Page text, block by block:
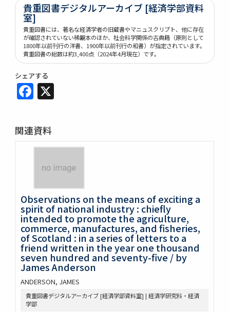
貴重図書デジタルアーカイブ [経済学部資料
室]
貴重図書には、著名な経済学者の旧蔵書やマニュスクリプト、他に存在
が確認されていない稀覯本のほか、社会科学関係の古典籍（原則として
1800年以前刊行の洋書、1900年以前刊行の和書）が指定されています。
貴重図書の総数は約3,400点（2024年4月現在）です。
シェアする
Facebook
関連資料
Observations on the means of exciting a
spirit of national industry : chiefly
intended to promote the agriculture,
commerce, manufactures, and fisheries,
of Scotland : in a series of letters to a
friend written in the year one thousand
seven hundred and seventy-five / by
James Anderson
ANDERSON, JAMES
貴重図書デジタルアーカイブ [経済学部資料室] | 経済学研究科・経済
学部